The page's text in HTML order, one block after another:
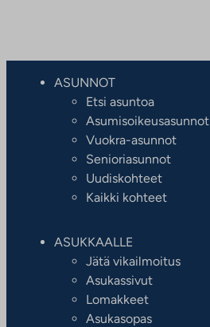
ASUNNOT
Etsi asuntoa
Asumisoikeusasunnot
Vuokra-asunnot
Senioriasunnot
Uudiskohteet
Kaikki kohteet
ASUKKAALLE
Jätä vikailmoitus
Asukassivut
Lomakkeet
Asukasopas